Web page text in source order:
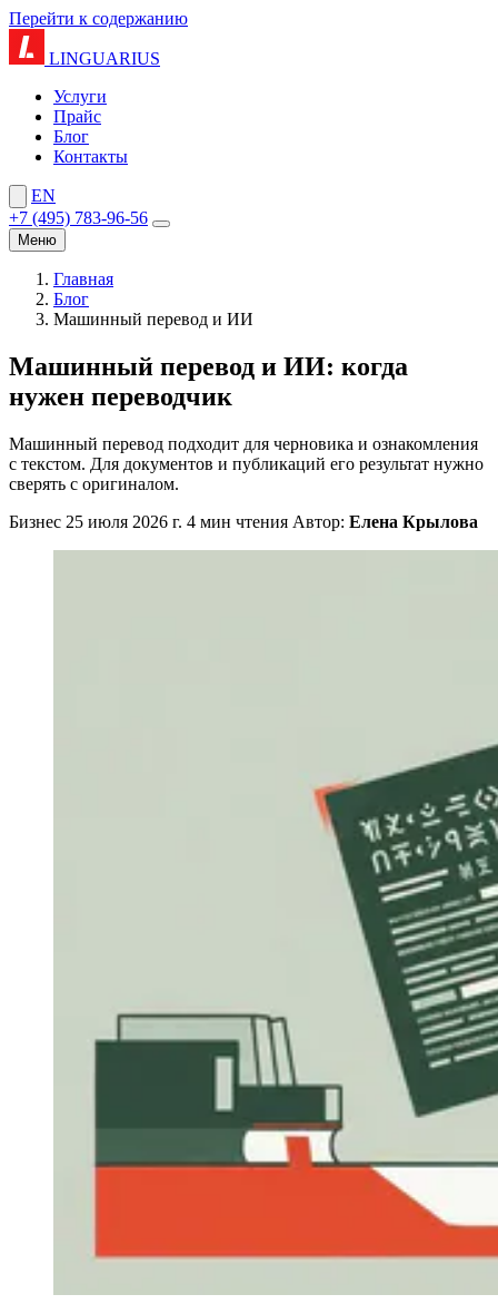
Перейти к содержанию
LINGUARIUS
Услуги
Прайс
Блог
Контакты
EN
+7 (495) 783-96-56
Меню
Главная
Блог
Машинный перевод и ИИ
Машинный перевод и ИИ: когда
нужен переводчик
Машинный перевод подходит для черновика и ознакомления
с текстом. Для документов и публикаций его результат нужно
сверять с оригиналом.
Бизнес 25 июля 2026 г. 4 мин чтения Автор: Елена Крылова